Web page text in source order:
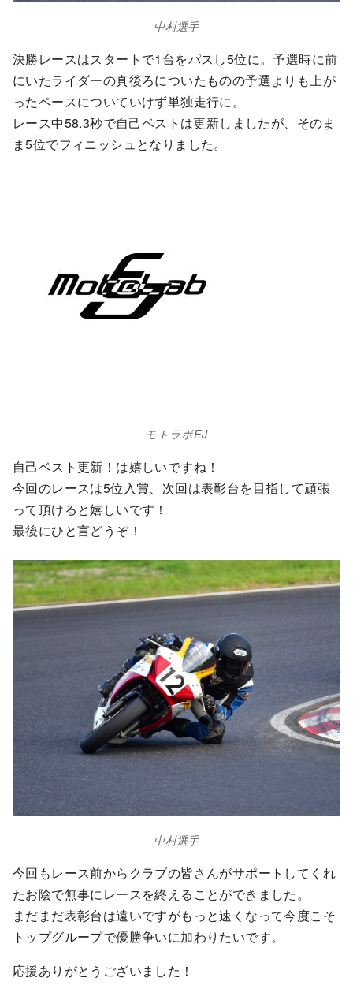
中村選手
決勝レースはスタートで1台をパスし5位に。予選時に前
にいたライダーの真後ろについたものの予選よりも上が
ったペースについていけず単独走行に。
レース中58.3秒で自己ベストは更新しましたが、そのま
ま5位でフィニッシュとなりました。
モトラボEJ
自己ベスト更新！は嬉しいですね！
今回のレースは5位入賞、次回は表彰台を目指して頑張
って頂けると嬉しいです！
最後にひと言どうぞ！
中村選手
今回もレース前からクラブの皆さんがサポートしてくれ
たお陰で無事にレースを終えることができました。
まだまだ表彰台は遠いですがもっと速くなって今度こそ
トップグループで優勝争いに加わりたいです。
応援ありがとうございました！